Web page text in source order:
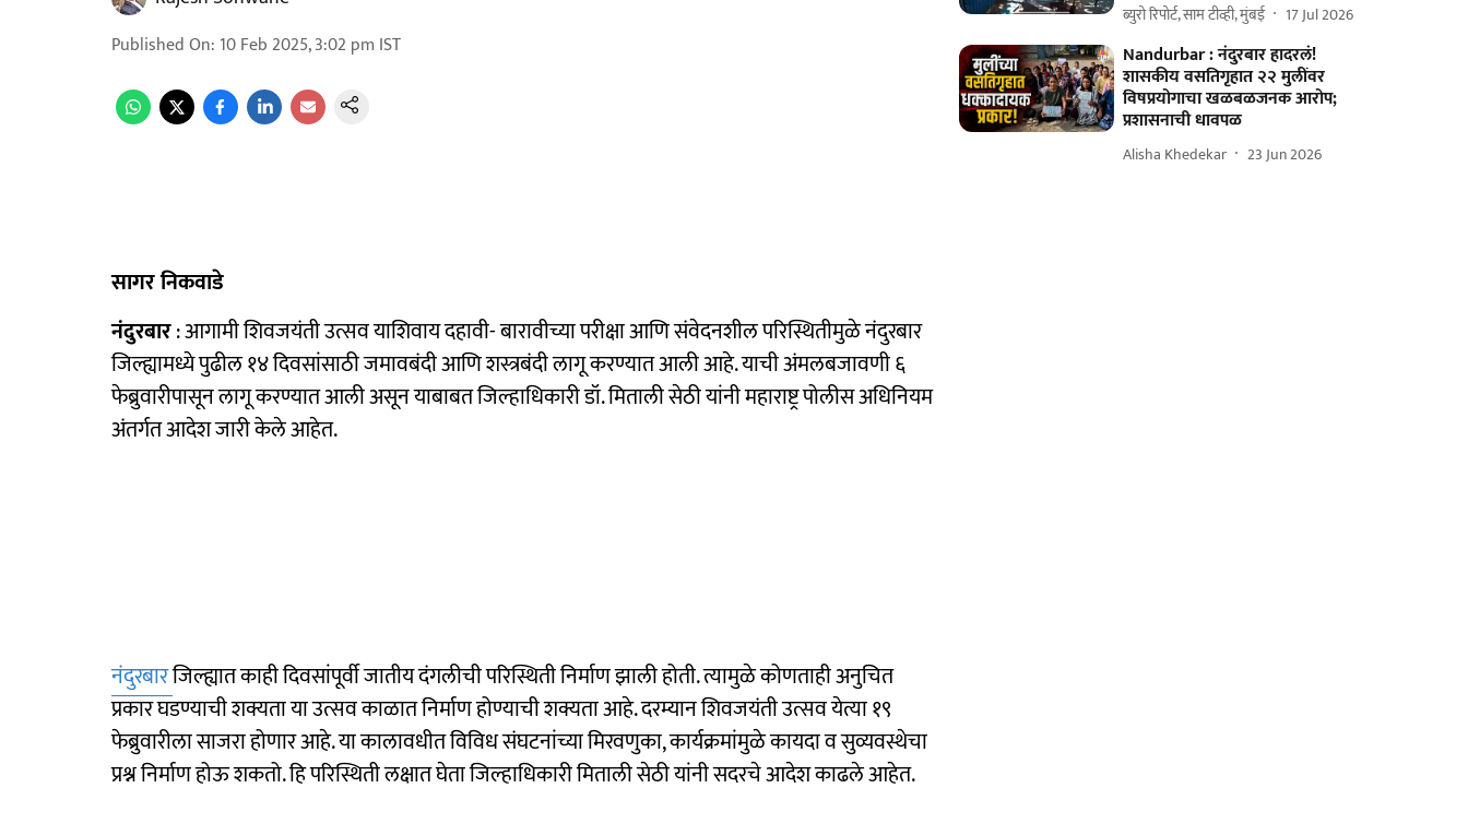
Published On: 10 Feb 2025, 3:02 pm IST
सागर निकवाडे
नंदुरबार: आगामी शिवजयंती उत्सव याशिवाय दहावी- बारावीच्या परीक्षा आणि संवेदनशील परिस्थितीमुळे नंदुरबार
जिल्ह्यामध्ये पुढील १४ दिवसांसाठी जमावबंदी आणि शस्त्रबंदी लागू करण्यात आली आहे. याची अंमलबजावणी ६
फेब्रुवारीपासून लागू करण्यात आली असून याबाबत जिल्हाधिकारी डॉ. मिताली सेठी यांनी महाराष्ट्र पोलीस अधिनियम
अंतर्गत आदेश जारी केले आहेत.
नंदुरबारजिल्ह्यात काही दिवसांपूर्वी जातीय दंगलीची परिस्थिती निर्माण झाली होती. त्यामुळे कोणताही अनुचित
प्रकार घडण्याची शक्यता या उत्सव काळात निर्माण होण्याची शक्यता आहे. दरम्यान शिवजयंती उत्सव येत्या १९
फेब्रुवारीला साजरा होणार आहे. या कालावधीत विविध संघटनांच्या मिरवणुका, कार्यक्रमांमुळे कायदा व सुव्यवस्थेचा
प्रश्न निर्माण होऊ शकतो. हि परिस्थिती लक्षात घेता जिल्हाधिकारी मिताली सेठी यांनी सदरचे आदेश काढले आहेत.
ब्युरो रिपोर्ट, साम टीव्ही, मुंबई 17 Jul 2026
Nandurbar : नंदुरबार हादरलं!
शासकीय वसतिगृहात २२ मुलींवर
विषप्रयोगाचा खळबळजनक आरोप;
प्रशासनाची धावपळ
Alisha Khedekar 23 Jun 2026